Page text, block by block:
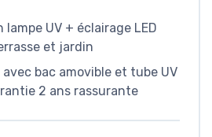
UV + éclairage LED
et jardin
bac amovible et tube UV
2 ans rassurante